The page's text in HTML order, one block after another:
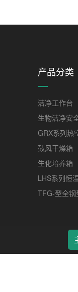
产品分类
洁净工作台
生物洁净安
GRX系列热
鼓风干燥箱
生化培养箱
LHS系列恒
TFG-型全钢
莱特（南